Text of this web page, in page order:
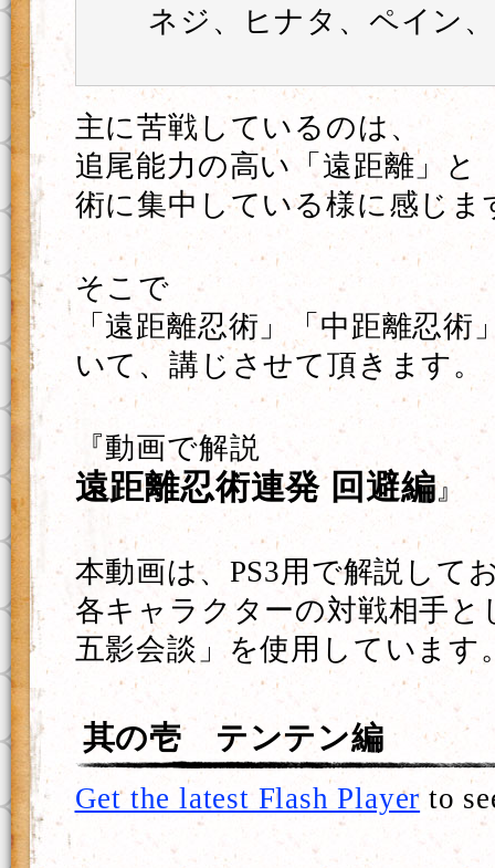
ネジ、ヒナタ、ペイン、
主に苦戦しているのは、
追尾能力の高い「遠距離」と
術に集中している様に感じま
そこで
「遠距離忍術」「中距離忍術
いて、講じさせて頂きます。
『動画で解説
遠距離忍術連発 回避編』
本動画は、PS3用で解説して
各キャラクターの対戦相手と
五影会談」を使用しています
其の壱 テンテン編
Get the latest Flash Player to